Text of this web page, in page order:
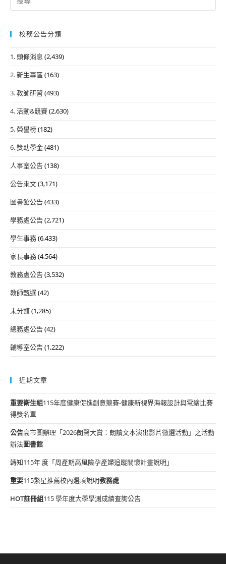
for:
校務公告分類
1. 頭條消息 (2,439)
2. 新生專區 (163)
3. 教師研習 (493)
4. 活動&競賽(2,630)
5. 榮譽榜(182)
6. 獎助學金(481)
人事室公告(138)
公告來文(3,171)
圖書館公告(433)
學務處公告(2,721)
學生事務(6,433)
家長事務(4,564)
教務處公告(3,532)
教師甄選(42)
未分類(1,285)
總務處公告(42)
輔導室公告(1,222)
近期文章
重要衛生組115年度健康促進創意競賽-健康新視界海報設計與電繪比賽
得獎名單
公告高市圖辦理「2026朗聲大賞：朗讀文本演出影片徵選活動」之活動
辦法圖書館
轉知115年 度「周產期高風險孕產婦追蹤關懷計畫說明」
重要115繁星推薦校內選填說明教務處
HOT註冊組115 學年度大學學測成績查詢公告